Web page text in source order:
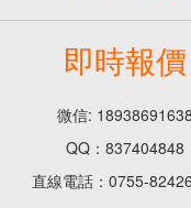
即時報價
微信: 18938691638
QQ：837404848
直線電話：0755-